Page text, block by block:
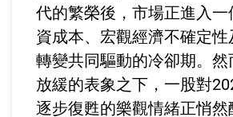
代的繁榮後，市場正進入一
資成本、宏觀經濟不確定性
轉變共同驅動的冷卻期。
放緩的表象之下，一股對
逐步復甦的樂觀情緒正悄